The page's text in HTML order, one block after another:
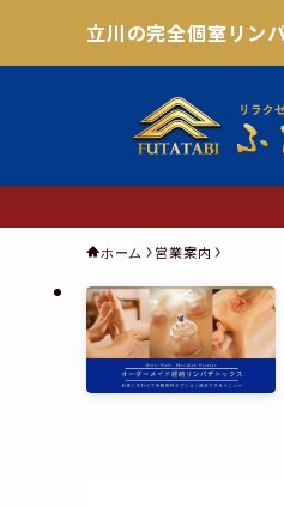
立川の完全個室リン
ホーム 営業案内